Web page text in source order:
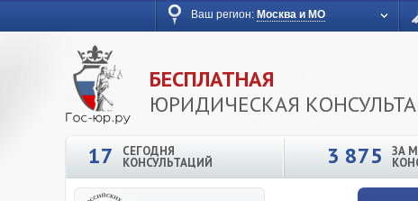
Ваш регион: Москва и МО
БЕСПЛАТНАЯ
ЮРИДИЧЕСКАЯ
17 СЕГОДНЯ
КОНСУЛЬТАЦИЙ 3 875 ЗА